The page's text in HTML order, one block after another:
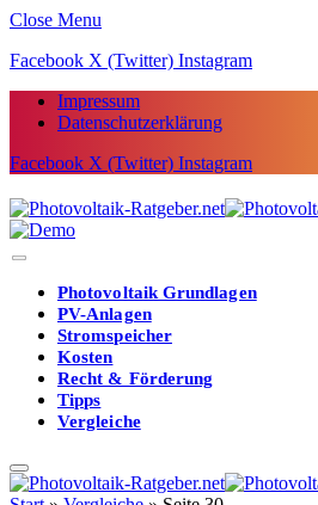
Close Menu
Facebook X (Twitter) Instagram
Impressum
Datenschutzerklärung
Facebook X (Twitter) Instagram
Photovoltaik Grundlagen
PV-Anlagen
Stromspeicher
Kosten
Recht & Förderung
Tipps
Vergleiche